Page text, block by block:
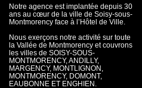
Notre agence est implantée depuis 30
ans au cœur de la ville de Soisy-sous-
Montmorency face à l’Hôtel de Ville.
Nous exerçons notre activité sur toute
la Vallée de Montmorency et couvrons
les villes de SOISY-SOUS-
MONTMORENCY, ANDILLY,
MARGENCY, MONTLIGNON,
MONTMORENCY, DOMONT,
EAUBONNE ET ENGHIEN.